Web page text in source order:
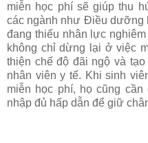
miễn học phí sẽ giúp thu
các ngành như Điều dưỡng
đang thiếu nhân lực
không chỉ dừng lại ở việc
thiện chế độ đãi ngộ và
nhân viên y tế. Khi sinh
miễn học phí, họ cũng
nhập đủ hấp dẫn để giữ